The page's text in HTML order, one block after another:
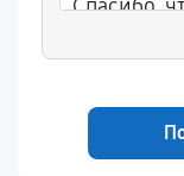
Спасибо,